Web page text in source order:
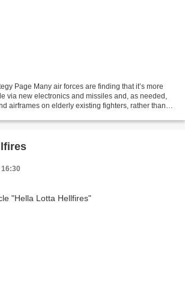
Page Many air forces are finding that it’s more
via new electronics and missiles and, as needed,
airframes on elderly existing fighters, rather than
16:30